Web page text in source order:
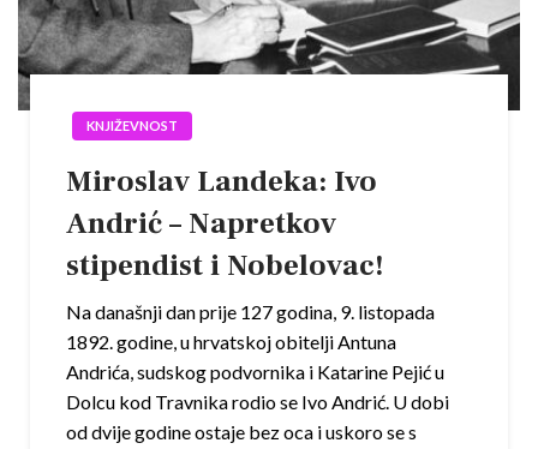
KNJIŽEVNOST
Miroslav Landeka: Ivo
Andrić – Napretkov
stipendist i Nobelovac!
Na današnji dan prije 127 godina, 9. listopada
1892. godine, u hrvatskoj obitelji Antuna
Andrića, sudskog podvornika i Katarine Pejić u
Dolcu kod Travnika rodio se Ivo Andrić. U dobi
od dvije godine ostaje bez oca i uskoro se s